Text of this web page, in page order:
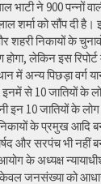
भाटी ने 900 पन्नों
शर्मा को सौंप दी है।
शहरी निकायों के
लेकिन इस
में अन्य पिछड़ा वर्ग
से 10 जातियों के
इन 10 जातियों के
के प्रमुख आदि
और सरपंच भी
के अध्यक्ष
केवल जनसंख्या को